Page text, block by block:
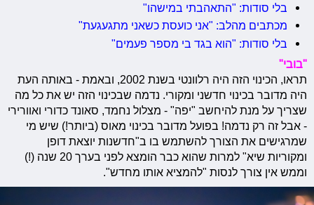
בלי סודות: "התאהבתי במישהו"
מכתבים מהלב: "אני כועסת כשאני מתגעגעת"
בלי סודות: "הוא בגד בי מספר פעמים"
"בובי"
תראו, הכינוי הזה היה רלוונטי בשנת 2002, ובאמת - באותה העת
היה מדובר בכינוי חדשני ומקורי. נדמה שבכינוי הזה יש את כל מה
שצריך על מנת להיחשב "יפה" - מצלול נחמד, סאונד כדורי ואוורירי
- אבל זה רק נדמה! בפועל מדובר בכינוי מאוס (ביותר!) שיש מי
שמרגישים את הצורך להשתמש בו ב"חדשנות יוצאת דופן
ומקוריות שיא" למרות שהוא כבר הומצא לפני בערך 20 שנה (!)
וממש אין צורך לנסות "להמציא אותו מחדש".